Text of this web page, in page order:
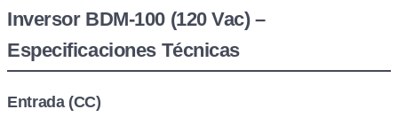
Inversor BDM-100 (120 Vac) –
Especificaciones Técnicas
Entrada (CC)